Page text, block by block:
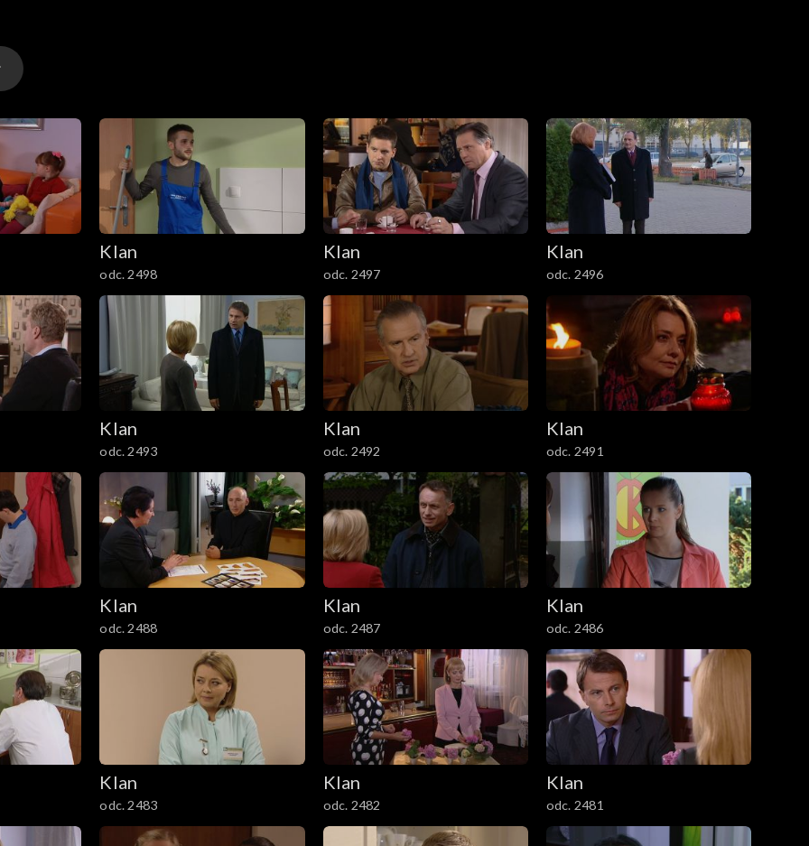
Klan
odc. 2498
Klan
odc. 2497
Klan
odc. 2496
Klan
odc. 2493
Klan
odc. 2492
Klan
odc. 2491
Klan
odc. 2488
Klan
odc. 2487
Klan
odc. 2486
Klan
odc. 2483
Klan
odc. 2482
Klan
odc. 2481